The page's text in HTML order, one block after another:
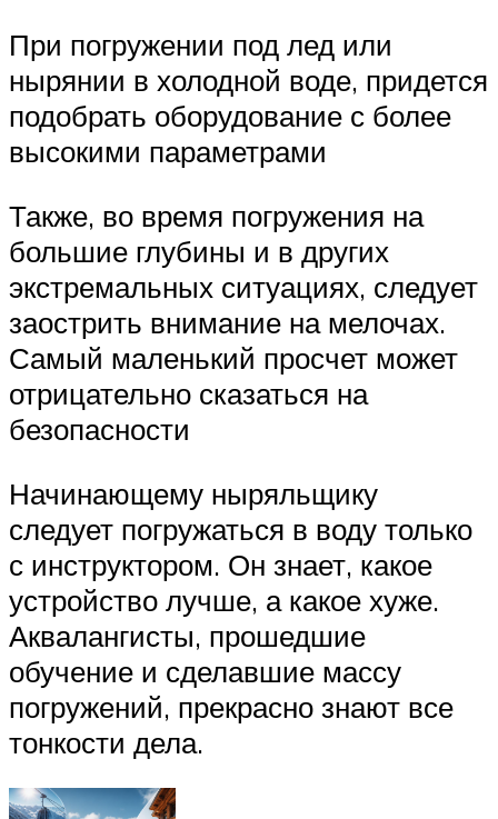
При погружении под лед или
нырянии в холодной воде, придется
подобрать оборудование с более
высокими параметрами
Также, во время погружения на
большие глубины и в других
экстремальных ситуациях, следует
заострить внимание на мелочах.
Самый маленький просчет может
отрицательно сказаться на
безопасности
Начинающему ныряльщику
следует погружаться в воду только
с инструктором. Он знает, какое
устройство лучше, а какое хуже.
Аквалангисты, прошедшие
обучение и сделавшие массу
погружений, прекрасно знают все
тонкости дела.